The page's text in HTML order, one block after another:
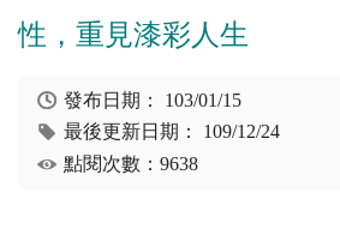
性，重見漆彩人生
發布日期： 103/01/15
最後更新日期： 109/12/24
點閱次數：9638